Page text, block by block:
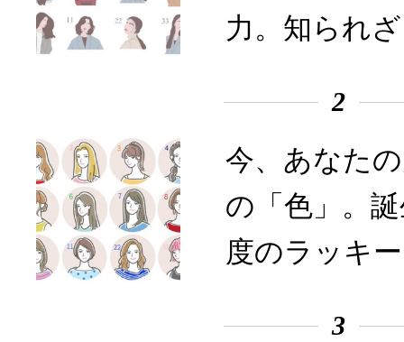
力。知られ
2
今、あなた
の「色」。
度のラッキ
3